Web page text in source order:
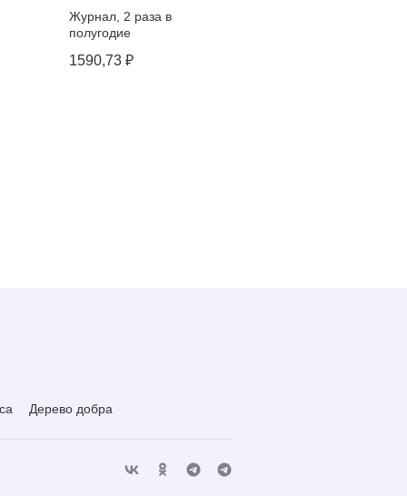
Журнал 2 раза в
полугодие
1590,73 ₽
Дерево добра